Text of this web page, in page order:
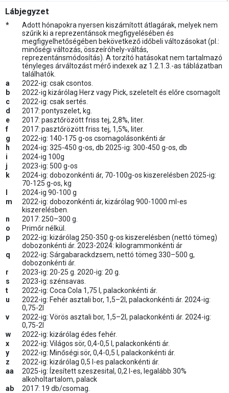
Lábjegyzet
*
Adott hónapokra nyersen kiszámított átlagárak, melyek nem
szűrik ki a reprezentánsok megfigyelésében és
megfigyelhetőségében bekövetkező időbeli változásokat (pl.:
minőségi változás, összeíróhely-váltás,
reprezentánsmódosítás). A torzító hatásokat nem tartalmazó
tényleges árváltozást mérő indexek az 1.2.1.3.-as táblázatban
találhatók.
a
2022-ig: csak csontos.
b
2022-ig kizárólag Herz vagy Pick, szeletelt és előre csomagolt
c
2022-ig: csak sertés.
d
2017: pontyszelet, kg.
e
2017: pasztőrözött friss tej, 2,8%, liter.
f
2017: pasztőrözött friss tej, 1,5%, liter.
g
2022-ig: 140-175 g-os csomagolásonkénti ár
h
2024-ig: 325-450 g-os, db 2025-ig: 300-450 g-os, db
i
2024-ig 100g
j
2023-ig: 500 g-os
k
2024-ig: dobozonkénti ár, 70-100g-os kiszerelésben 2025-ig:
70-125 g-os, kg
2024-ig 90-100 g
m
2022-ig: dobozonkénti ár, kizárólag 900-1000 ml-es
kiszerelésben.
n
2017: 250–300 g.
o
Primőr nélkül.
p
2022-ig: kizárólag 250-350 g-os kiszerelésben (nettó tömeg)
dobozonkénti ár. 2023-2024: kilogrammonkénti ár
q
2022-ig: Sárgabarackdzsem, nettó tömeg 330–500 g,
dobozonkénti ár.
r
2023-ig: 20-25 g. 2020-ig: 20 g.
s
2023-ig: szénsavas.
t
2022-ig: Coca Cola 1,75 l, palackonkénti ár.
u
2022-ig: Fehér asztali bor, 1,5–2l, palackonkénti ár. 2024-ig:
0,75-2l
v
2022-ig: Vörös asztali bor, 1,5–2l, palackonkénti ár. 2024-ig:
0,75-2l
w
2022-ig: kizárólag édes fehér.
x
2022-ig: Világos sör, 0,4-0,5 l, palackonkénti ár.
y
2022-ig: Minőségi sör, 0,4-0,5 l, palackonkénti ár.
z
2022-ig: kizárólag 0,5 l-es palackonkénti ár.
aa
2025-ig: Ízesített szeszesital, 0,2 l-es, legalább 30%
alkoholtartalom, palack
ab
2017: 19 db/csomag.